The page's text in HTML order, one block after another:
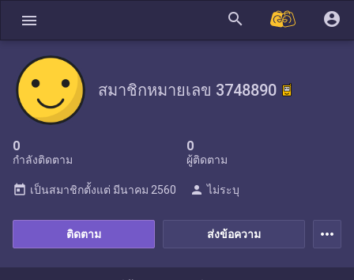
menu search account_circle
สมาชิกหมายเลข 3748890
0
กำลังติดตาม
0
ผู้ติดตาม
ส่งข้อความ
ติดตาม
today เป็นสมาชิกตั้งแต่ มีนาคม 2560 person ไม่ระบุ
more_horiz